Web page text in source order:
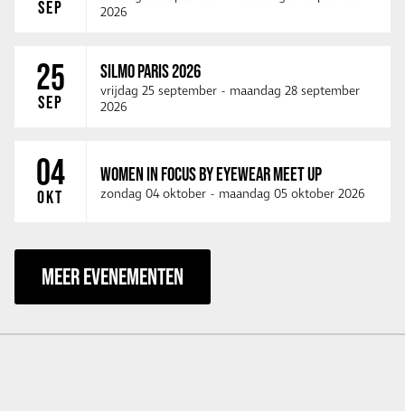
SEP
2026
25
SEP
SILMO PARIS 2026
vrijdag 25 september - maandag 28 september
2026
04
OKT
WOMEN IN FOCUS BY EYEWEAR MEET UP
zondag 04 oktober - maandag 05 oktober 2026
MEER EVENEMENTEN